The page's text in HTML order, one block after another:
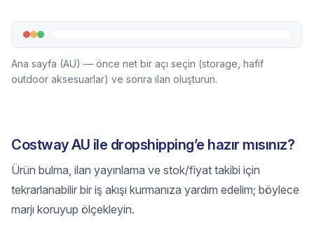
Ana sayfa (AU) — önce net bir açı seçin (storage, hafif
outdoor aksesuarlar) ve sonra ilan oluşturun.
Costway AU ile dropshipping’e hazır mısınız?
Ürün bulma, ilan yayınlama ve stok/fiyat takibi için
tekrarlanabilir bir iş akışı kurmanıza yardım edelim; böylece
marjı koruyup ölçekleyin.